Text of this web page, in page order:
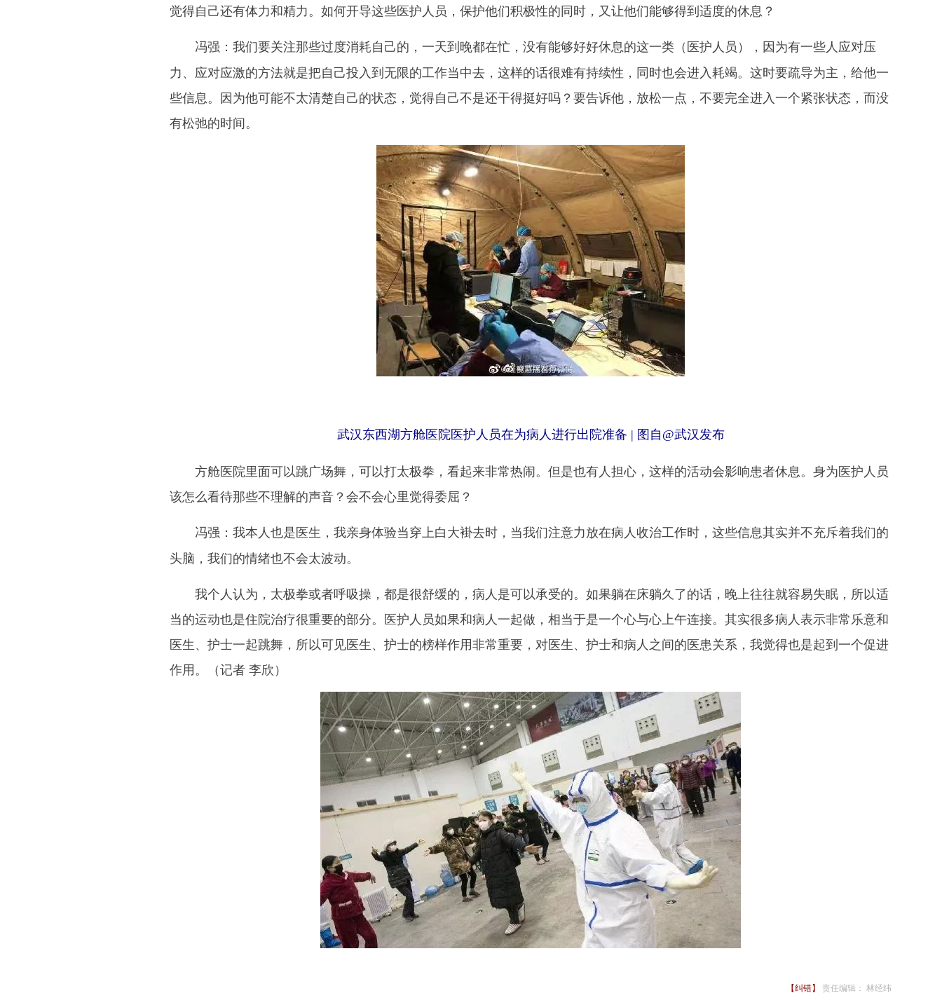
觉得自己还有体力和精力。如何开导这些医护人员，保护他们积极性的同时，又让他们能够得到适度的休息？
冯强： 我们要关注那些过度消耗自己的，一天到晚都在忙，没有能够好好休息的这一类（医护人员），因为有一些人应对压
力、应对应激的方法就是把自己投入到无限的工作当中去，这样的话很难有持续性，同时也会进入耗竭。这时要疏导为主，给他一
些信息。因为他可能不太清楚自己的状态，觉得自己不是还干得挺好吗？要告诉他，放松一点，不要完全进入一个紧张状态，而没
有松弛的时间。
武汉东西湖方舱医院医护人员在为病人进行出院准备 | 图自@武汉发布
方舱医院里面可以跳广场舞，可以打太极拳，看起来非常热闹。但是也有人担心，这样的活动会影响患者休息。身为医护人员
该怎么看待那些不理解的声音？会不会心里觉得委屈？
冯强： 我本人也是医生，我亲身体验当穿上白大褂去时，当我们注意力放在病人收治工作时，这些信息其实并不充斥着我们的
头脑，我们的情绪也不会太波动。
我个人认为，太极拳或者呼吸操，都是很舒缓的，病人是可以承受的。如果躺在床躺久了的话，晚上往往就容易失眠，所以适
当的运动也是住院治疗很重要的部分。医护人员如果和病人一起做，相当于是一个心与心上午连接。其实很多病人表示非常乐意和
医生、护士一起跳舞，所以可见医生、护士的榜样作用非常重要，对医生、护士和病人之间的医患关系，我觉得也是起到一个促进
作用。（记者 李欣）
【纠错】 责任编辑： 林经纬